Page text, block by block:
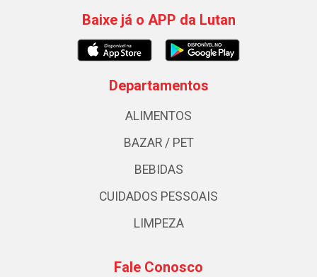
Baixe já o APP da Lutan
Departamentos
ALIMENTOS
BAZAR / PET
BEBIDAS
CUIDADOS PESSOAIS
LIMPEZA
Fale Conosco